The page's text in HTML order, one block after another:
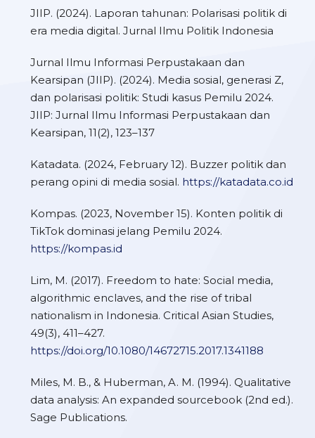
JIIP. (2024). Laporan tahunan: Polarisasi politik di
era media digital. Jurnal Ilmu Politik Indonesia
Jurnal Ilmu Informasi Perpustakaan dan
Kearsipan (JIIP). (2024). Media sosial, generasi Z,
dan polarisasi politik: Studi kasus Pemilu 2024.
JIIP: Jurnal Ilmu Informasi Perpustakaan dan
Kearsipan, 11(2), 123–137
Katadata. (2024, February 12). Buzzer politik dan
perang opini di media sosial. https://katadata.co.id
Kompas. (2023, November 15). Konten politik di
TikTok dominasi jelang Pemilu 2024.
https://kompas.id
Lim, M. (2017). Freedom to hate: Social media,
algorithmic enclaves, and the rise of tribal
nationalism in Indonesia. Critical Asian Studies,
49(3), 411–427.
https://doi.org/10.1080/14672715.2017.1341188
Miles, M. B., & Huberman, A. M. (1994). Qualitative
data analysis: An expanded sourcebook (2nd ed.).
Sage Publications.